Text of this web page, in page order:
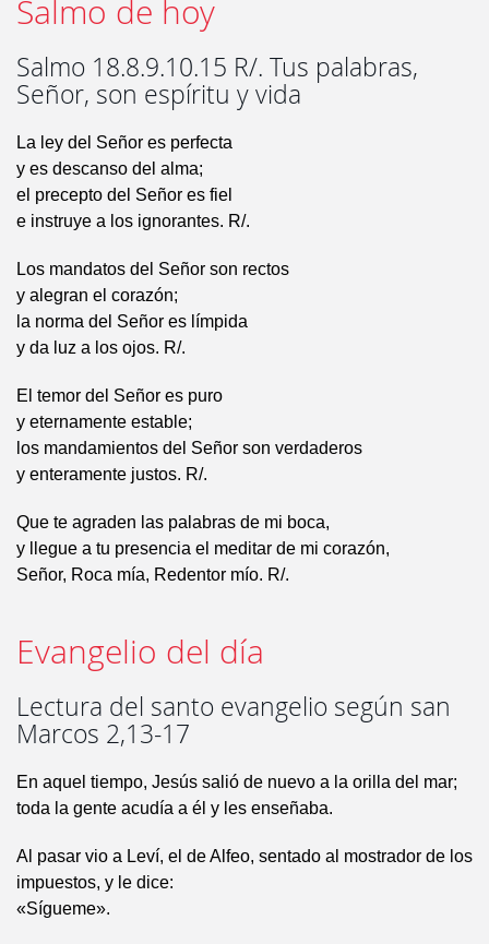
Salmo de hoy
Salmo 18.8.9.10.15 R/. Tus palabras,
Señor, son espíritu y vida
La ley del Señor es perfecta
y es descanso del alma;
el precepto del Señor es fiel
e instruye a los ignorantes. R/.
Los mandatos del Señor son rectos
y alegran el corazón;
la norma del Señor es límpida
y da luz a los ojos. R/.
El temor del Señor es puro
y eternamente estable;
los mandamientos del Señor son verdaderos
y enteramente justos. R/.
Que te agraden las palabras de mi boca,
y llegue a tu presencia el meditar de mi corazón,
Señor, Roca mía, Redentor mío. R/.
Evangelio del día
Lectura del santo evangelio según san
Marcos 2,13-17
En aquel tiempo, Jesús salió de nuevo a la orilla del mar;
toda la gente acudía a él y les enseñaba.
Al pasar vio a Leví, el de Alfeo, sentado al mostrador de los
impuestos, y le dice:
«Sígueme».